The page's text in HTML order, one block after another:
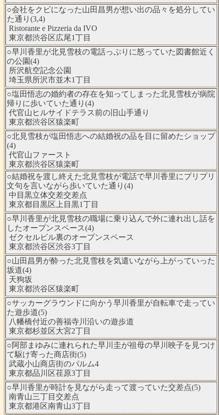
○会社をクビになった山田昌男が想い出の品々を処分してい
た通り(3,4)
Ristorante e Pizzeria da IVO
東京都渋谷区広尾1丁目
○早川香里が北見雪枝の電話っぷりに怒っていた図書館近く
の公園(4)
所沢航空記念公園
埼玉県所沢市並木1丁目
○塩田悟志の婚約者の存在を知ってしまった北見雪枝が病院
帰りに歩いていた通り(4)
代官山ヒルサイドテラス前の旧山手通り
東京都渋谷区猿楽町
○北見雪枝が塩田悟志への結婚祝の品を目に留めたショップ
(4)
代官山ファースト
東京都渋谷区猿楽町
○結婚祝を渡し終えた北見雪枝が電話で早川香里にプリプリ
文句を言いながら歩いていた通り(4)
中目黒立体交差交差点
東京都目黒区上目黒1丁目
○早川香里が北見雪枝の職場に乗り込んで外に連れ出し話を
したオープンスペース(4)
ゼクセルビル裏のオープンスペース
東京都渋谷区渋谷3丁目
○山田昌男が酔った北見雪枝を気遣いながら上がっていった
坂道(4)
天狗坂
東京都渋谷区猿楽町
○サッカーグラウンドに向かう早川香里が自転車で走ってい
た遊歩道(5)
八幡橋付近の善福寺川沿いの遊歩道
東京都杉並区大宮2丁目
○阿部まゆみに連れられた早川圭が祖母の早川映子を見つけ
て駆け寄った商店街(5)
武蔵小山商店街のパルム4
東京都品川区荏原3丁目
○早川香里が時計を見ながら走って渡っていた交差点(5)
南青山三丁目交差点
東京都港区南青山3丁目